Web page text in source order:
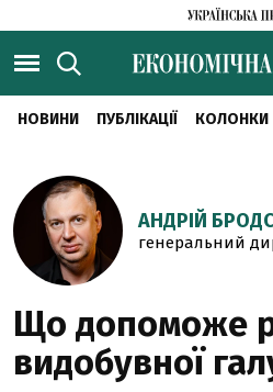
НОВИНИ ПУБЛІКАЦІЇ КОЛОНКИ
АНДРІЙ
генеральний
Що допоможе
видобувної